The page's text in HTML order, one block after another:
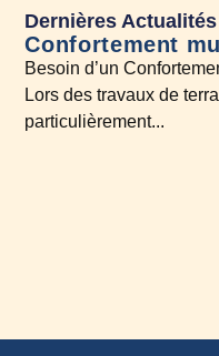
Dernières Actualités
Confortement
Besoin d’un
Lors des travaux de
particulièrement...